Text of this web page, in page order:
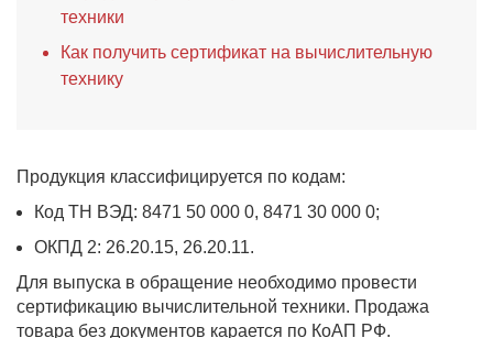
техники
Как получить сертификат на вычислительную
технику
Продукция классифицируется по кодам:
Код ТН ВЭД: 8471 50 000 0, 8471 30 000 0;
ОКПД 2: 26.20.15, 26.20.11.
Для выпуска в обращение необходимо провести
сертификацию вычислительной техники. Продажа
товара без документов карается по КоАП РФ.